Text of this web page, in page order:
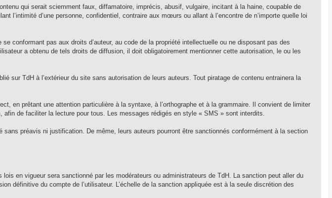
qui serait sciemment faux, diffamatoire, imprécis, abusif, vulgaire, incitant à la haine, coupable de
l’intimité d’une personne, confidentiel, contraire aux mœurs ou allant à l’encontre de n’importe quelle loi
se conformant pas aux droits d’auteur, au code de la propriété intellectuelle ou ne disposant pas des
a obtenu de tels droits de diffusion, il doit obligatoirement mentionner cette autorisation, le ou les
sur TdH à l’extérieur du site sans autorisation de leurs auteurs. Tout piratage de contenu entrainera la
en prêtant une attention particulière à la syntaxe, à l’orthographe et à la grammaire. Il convient de limiter
afin de faciliter la lecture pour tous. Les messages rédigés en style « SMS » sont interdits.
sans préavis ni justification. De même, leurs auteurs pourront être sanctionnés conformément à la section
en vigueur sera sanctionné par les modérateurs ou administrateurs de TdH. La sanction peut aller du
définitive du compte de l’utilisateur. L’échelle de la sanction appliquée est à la seule discrétion des